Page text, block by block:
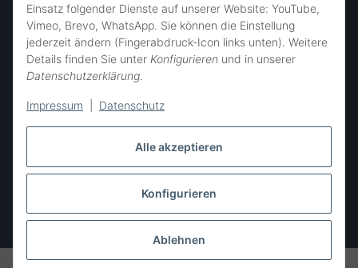
Alle akzeptieren
Konfigurieren
Ablehnen
Einsatz folgender Dienste auf unserer Website: YouTube,
Vimeo, Brevo, WhatsApp. Sie können die Einstellung
jederzeit ändern (Fingerabdruck-Icon links unten). Weitere
Details finden Sie unter Konfigurieren und in unserer
Datenschutzerklärung.
Impressum Datenschutz
SIE ERREICHEN UNS
Vertrag widerrufen